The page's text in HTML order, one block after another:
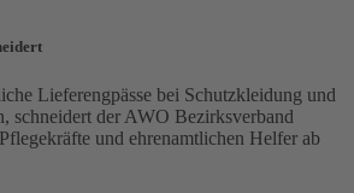
Lieferengpässe bei Schutzkleidung und
schneidert der AWO Bezirksverband
und ehrenamtlichen Helfer ab